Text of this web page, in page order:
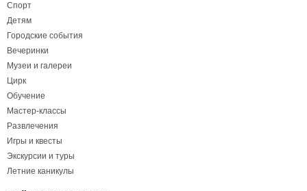
Спорт
Детям
Городские события
Вечеринки
Музеи и галереи
Цирк
Обучение
Мастер-классы
Развлечения
Игры и квесты
Экскурсии и туры
Летние каникулы